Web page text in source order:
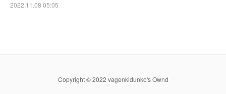
2022.11.08 05:05
Copyright © 2022 vagenkidunko's Ownd